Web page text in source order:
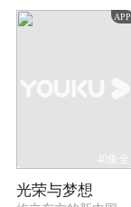
APP
40集全
光荣与梦想